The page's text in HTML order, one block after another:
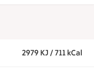
2979 KJ / 711 kCal